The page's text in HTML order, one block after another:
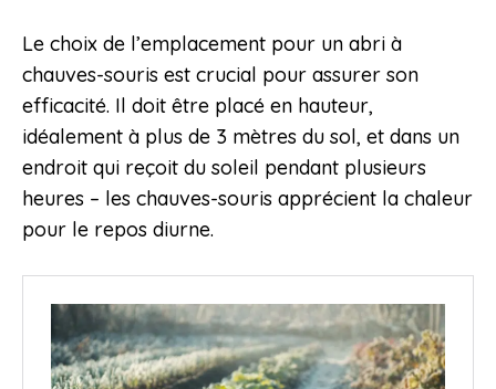
Le choix de l’emplacement pour un abri à
chauves-souris est crucial pour assurer son
efficacité. Il doit être placé en hauteur,
idéalement à plus de 3 mètres du sol, et dans un
endroit qui reçoit du soleil pendant plusieurs
heures – les chauves-souris apprécient la chaleur
pour le repos diurne.